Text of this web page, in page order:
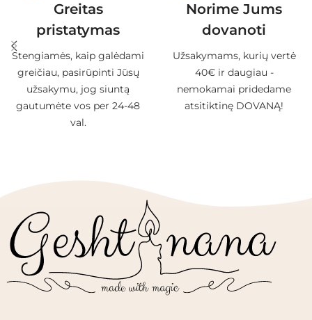
Greitas
pristatymas
Stengiamės, kaip galėdami
greičiau, pasirūpinti Jūsų
užsakymu, jog siuntą
gautumėte vos per 24-48
val.
Norime Jums
dovanoti
Užsakymams, kurių vertė
40€ ir daugiau -
nemokamai pridedame
atsitiktinę DOVANĄ!